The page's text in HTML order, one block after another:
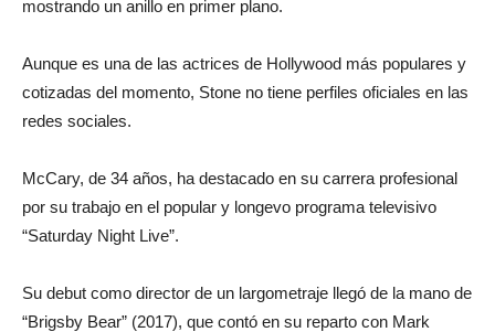
mostrando un anillo en primer plano.
Aunque es una de las actrices de Hollywood más populares y
cotizadas del momento, Stone no tiene perfiles oficiales en las
redes sociales.
McCary, de 34 años, ha destacado en su carrera profesional
por su trabajo en el popular y longevo programa televisivo
“Saturday Night Live”.
Su debut como director de un largometraje llegó de la mano de
“Brigsby Bear” (2017), que contó en su reparto con Mark